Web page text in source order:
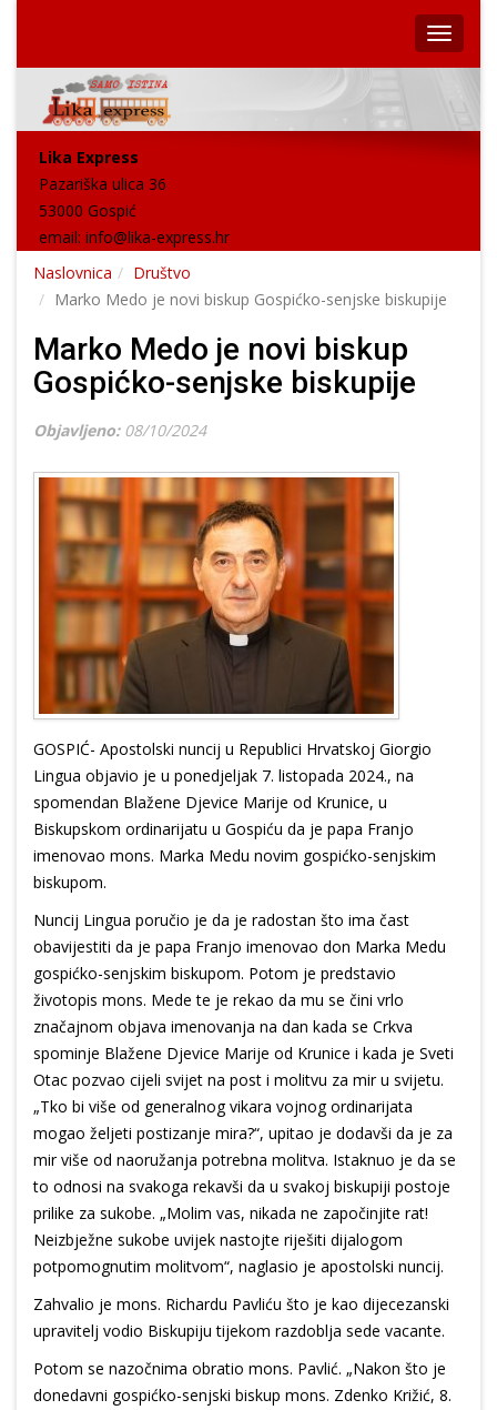
Lika Express
Pazariška ulica 36
53000 Gospić
email: info@lika-express.hr
Naslovnica
Društvo
Marko Medo je novi biskup Gospićko-senjske biskupije
Marko Medo je novi biskup
Gospićko-senjske biskupije
Objavljeno: 08/10/2024
GOSPIĆ- Apostolski nuncij u Republici Hrvatskoj Giorgio
Lingua objavio je u ponedjeljak 7. listopada 2024., na
spomendan Blažene Djevice Marije od Krunice, u
Biskupskom ordinarijatu u Gospiću da je papa Franjo
imenovao mons. Marka Medu novim gospićko-senjskim
biskupom.
Nuncij Lingua poručio je da je radostan što ima čast
obavijestiti da je papa Franjo imenovao don Marka Medu
gospićko-senjskim biskupom. Potom je predstavio
životopis mons. Mede te je rekao da mu se čini vrlo
značajnom objava imenovanja na dan kada se Crkva
spominje Blažene Djevice Marije od Krunice i kada je Sveti
Otac pozvao cijeli svijet na post i molitvu za mir u svijetu.
„Tko bi više od generalnog vikara vojnog ordinarijata
mogao željeti postizanje mira?“, upitao je dodavši da je za
mir više od naoružanja potrebna molitva. Istaknuo je da se
to odnosi na svakoga rekavši da u svakoj biskupiji postoje
prilike za sukobe. „Molim vas, nikada ne započinjite rat!
Neizbježne sukobe uvijek nastojte riješiti dijalogom
potpomognutim molitvom“, naglasio je apostolski nuncij.
Zahvalio je mons. Richardu Pavliću što je kao dijecezanski
upravitelj vodio Biskupiju tijekom razdoblja sede vacante.
Potom se nazočnima obratio mons. Pavlić. „Nakon što je
donedavni gospićko-senjski biskup mons. Zdenko Križić, 8.